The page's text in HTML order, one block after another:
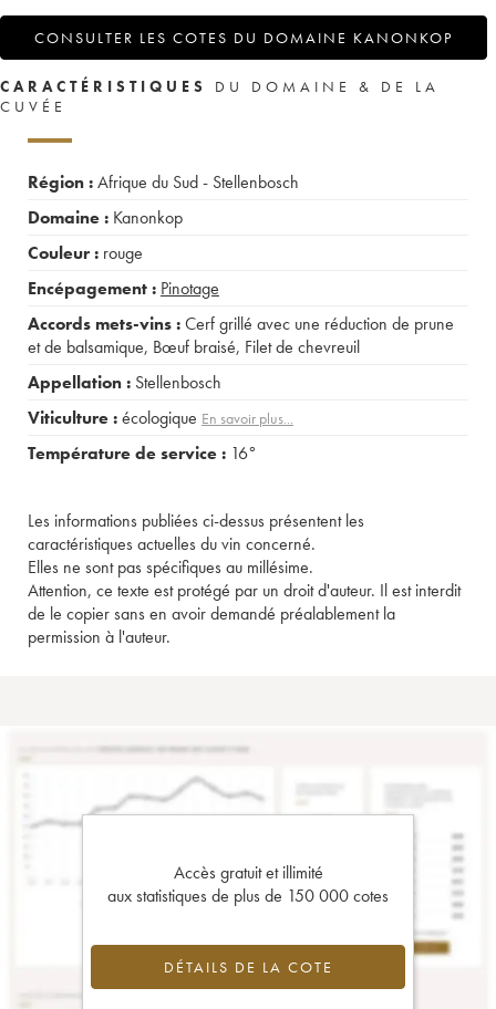
CONSULTER LES COTES DU DOMAINE KANONKOP
CARACTÉRISTIQUES
DU DOMAINE & DE LA
CUVÉE
Région :Afrique du Sud - Stellenbosch
Domaine : Kanonkop
Couleur : rouge
Encépagement : Pinotage
Accords mets-vins :Cerf grillé avec une réduction de prune
et de balsamique, Bœuf braisé, Filet de chevreuil
Appellation : Stellenbosch
Viticulture :écologique En savoir plus...
Température de service : 16°
Les informations publiées ci-dessus présentent les
caractéristiques actuelles du vin concerné.
Elles ne sont pas spécifiques au millésime.
Attention, ce texte est protégé par un droit d'auteur. Il est interdit
de le copier sans en avoir demandé préalablement la
permission à l'auteur.
Accès gratuit et illimité
aux statistiques de plus de 150 000 cotes
DÉTAILS DE LA COTE